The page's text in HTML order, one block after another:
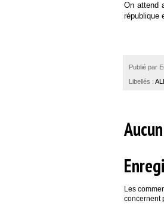
On attend
république
Publié par
Libellés :
Les
concernent